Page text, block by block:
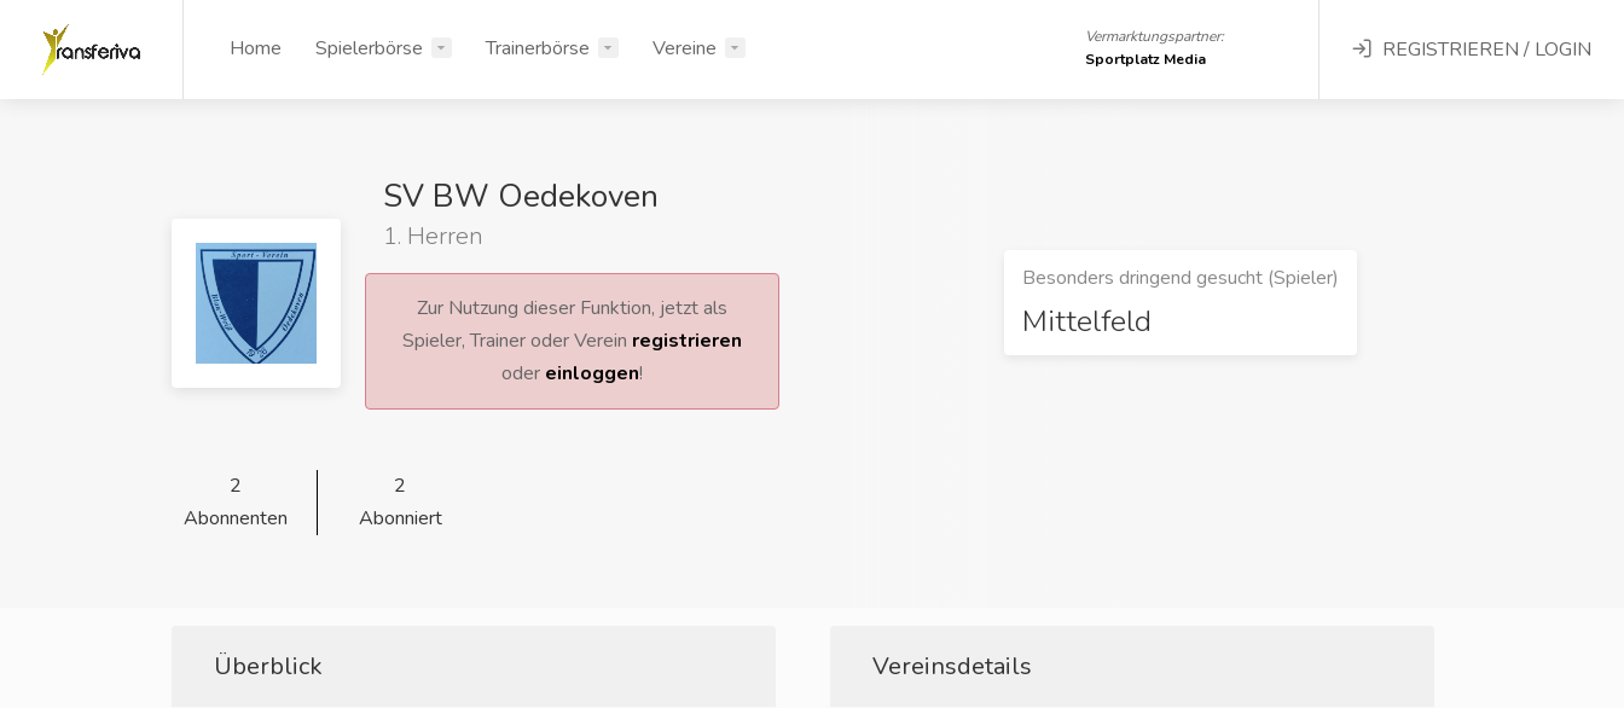
Home Spielerbörse Trainerbörse Vereine
Vermarktungspartner:
Sportplatz Media
REGISTRIEREN / LOGIN
SV BW Oedekoven
1. Herren
Zur Nutzung dieser Funktion, jetzt als
Spieler, Trainer oder Verein registrieren
oder einloggen!
Besonders dringend gesucht (Spieler)
Mittelfeld
2
Abonnenten
2
Abonniert
Überblick Vereinsdetails